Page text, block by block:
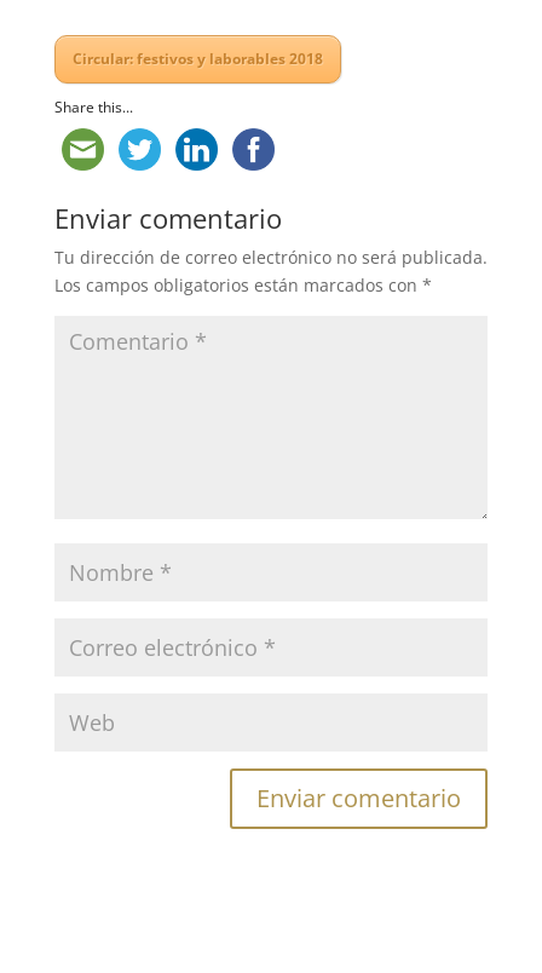
Circular: festivos y laborables 2018
Share this...
Enviar comentario
Tu dirección de correo electrónico no será publicada.
Los campos obligatorios están marcados con *